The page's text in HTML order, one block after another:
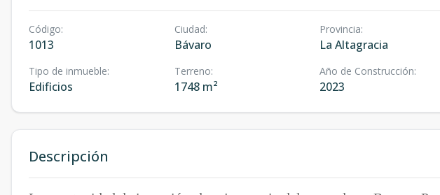
Código:
1013
Ciudad:
Bávaro
Provincia:
La Altagracia
Tipo de inmueble:
Edificios
Terreno:
1748 m²
Año de Construcción:
2023
Descripción